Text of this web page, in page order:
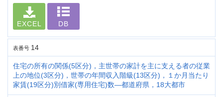
EXCEL DB
表番号 14
住宅の所有の関係(5区分)，主世帯の家計を主に支える者の従業
上の地位(3区分)，世帯の年間収入階級(13区分)，１か月当たり
家賃(19区分)別借家(専用住宅)数―都道府県，18大都市